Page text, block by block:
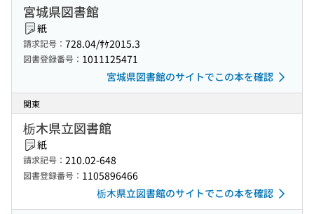
宮城県図書館
紙
請求記号： 728.04/ｻｹ2015.3
図書登録番号： 1011125471
宮城県図書館のサイトでこの本を確認
関東
栃木県立図書館
紙
請求記号： 210.02-648
図書登録番号： 1105896466
栃木県立図書館のサイトでこの本を確認